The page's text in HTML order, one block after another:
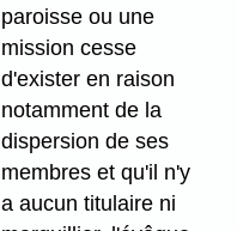
paroisse ou une
mission cesse
d'exister en raison
notamment de la
dispersion de ses
membres et qu'il n'y
a aucun titulaire ni